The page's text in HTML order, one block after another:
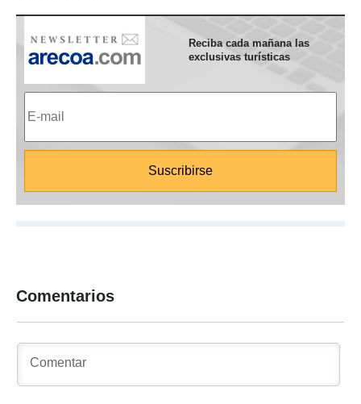
Reciba cada mañana las
exclusivas turísticas
Comentarios